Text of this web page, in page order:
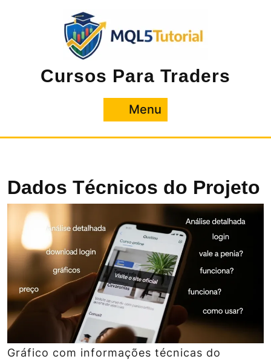
Cursos Para Traders
Menu
Dados Técnicos do Projeto
Gráfico com informações técnicas do